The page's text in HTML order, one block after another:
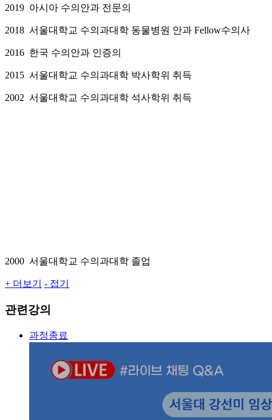
2019 아시아 수의안과 전문의
2018 서울대학교 수의과대학 동물병원 안과 Fellow수의사
2016 한국 수의안과 인증의
2015 서울대학교 수의과대학 박사학위 취득
2002 서울대학교 수의과대학 석사학위 취득
2000 서울대학교 수의과대학 졸업
+ 더보기 - 접기
관련강의
과정종료